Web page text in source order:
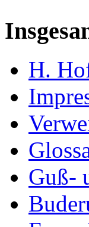
H.
Guß-